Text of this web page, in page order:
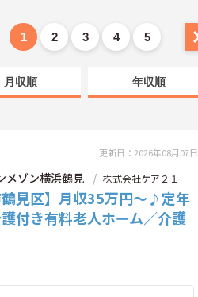
1 2 3 4 5
月収順 年収順
更新日：2026年08月07日
メゾン横浜鶴見 株式会社ケア２１
鶴見区】月収35万円～♪定年
付き有料老人ホーム／介護